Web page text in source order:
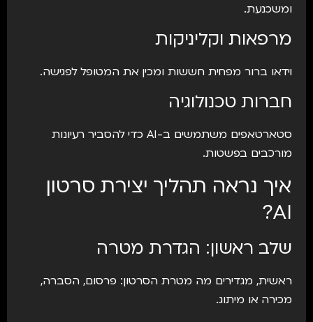
ומשכנעת.
מרפאות וקליניקות
וידאו ברור מפחית חששות ומכין את המטופל לפגישה.
חברות טכנולוגיה
סטארטאפים משתמשים ב-AI כדי להסביר רעיונות
מורכבים בפשטות.
איך נראה תהליך יצירת סרטון
AI?
שלב ראשון: הגדרת מטרה
ראשית, מגדירים מה מטרת הסרטון: פרסום, הסברה,
מכירה או מיתוג.